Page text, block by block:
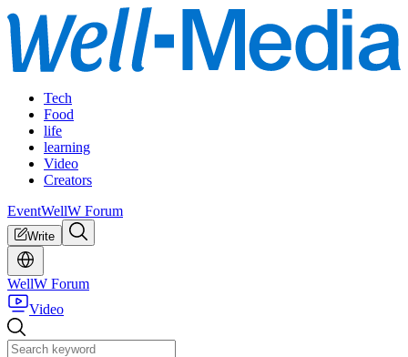
Tech
Food
life
learning
Video
Creators
EventWellW Forum
Write
WellW Forum
Video